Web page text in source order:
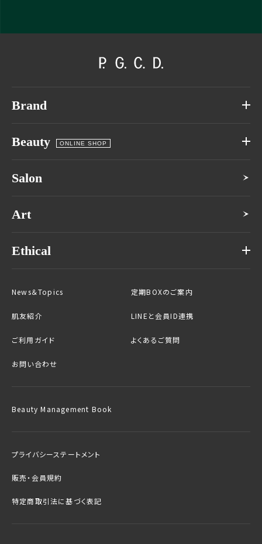
Brand
Beauty ONLINE SHOP
Salon
Art
Ethical
News＆Topics 定期BOXのご案内
肌友紹介 LINEと会員ID連携
ご利用ガイド よくあるご質問
お問い合わせ
Beauty Management Book
プライバシーステートメント
販売・会員規約
特定商取引法に基づく表記